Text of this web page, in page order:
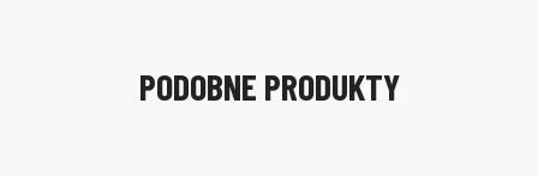
PODOBNE PRODUKTY